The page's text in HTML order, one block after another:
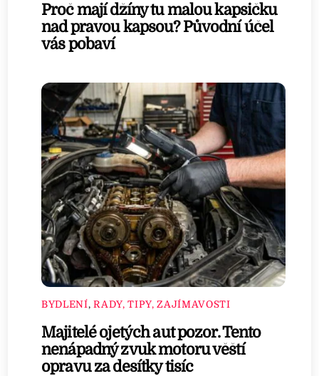
Proč mají džíny tu malou kapsičku
nad pravou kapsou? Původní účel
vás pobaví
BYDLENÍ,RADY, TIPY, ZAJÍMAVOSTI
Majitelé ojetých aut pozor. Tento
nenápadný zvuk motoru věští
opravu za desítky tisíc